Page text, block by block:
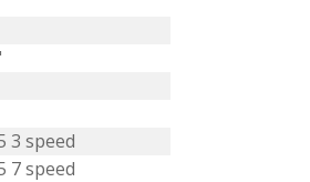
3 speed
7 speed